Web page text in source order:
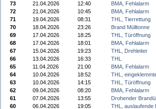
73
21.04.2026 12:40 BMA, Fehlalarm
72
21.04.2026 10:45 BMA, Fehlalarm
71
19.04.2026 08:31 THL, Tierrettung
70
18.04.2026 23:26 Brand Mülltonne
69
17.04.2026 18:25 THL, Türöffnung
68
17.04.2026 18:01 BMA, Fehlalarm
67
15.04.2026 19:23 THL, Drehleiter
66
13.04.2026 16:33 THL
65
11.04.2026 21:00 BMA, Fehlalarm
64
10.04.2026 18:52 THL,
63
10.04.2026 14:15 THL, Türöffnung
62
09.04.2026 08:20 BMA, Fehlalarm
61
07.04.2026 13:55 Drohender
60
06.04.2026 19:05 THL, auslaufende